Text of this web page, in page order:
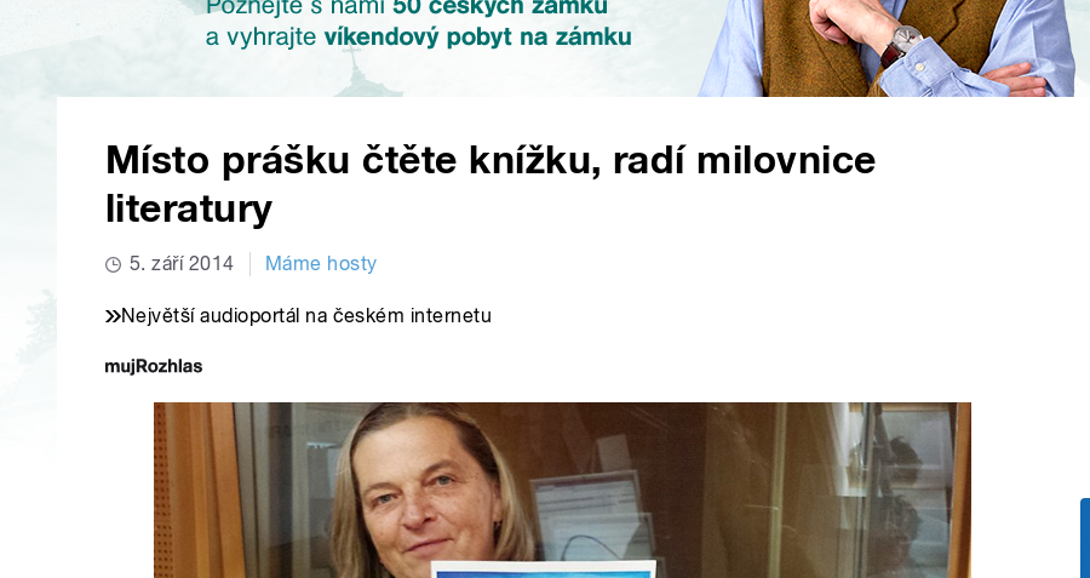
Místo prášku čtěte knížku, radí milovnice
literatury
5. září 2014 Máme hosty
Největší audioportál na českém internetu